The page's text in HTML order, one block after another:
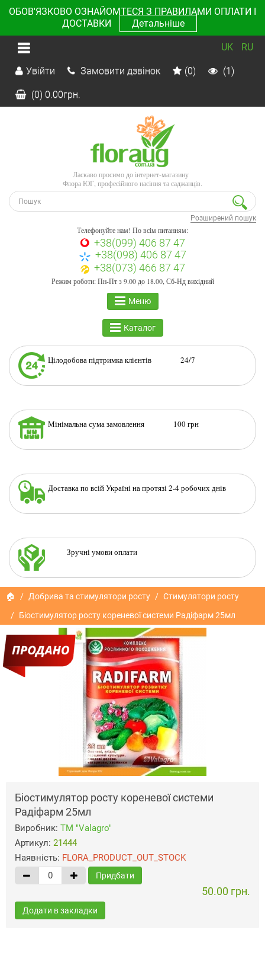
ОБОВ'ЯЗКОВО ОЗНАЙОМТЕСЯ З ПРАВИЛАМИ ОПЛАТИ І
ДОСТАВКИ
Детальніше
UK RU
Увійти Замовити дзвінок (0) (1)
(0) 0.00грн.
Ласкаво просимо до інтернет-магазину
Флора ЮГ, професійного насіння та саджанців.
Розширений пошук
Телефонуйте нам! По всім питанням:
+38(099) 406 87 47
+38(098) 406 87 47
+38(073) 466 87 47
Режим роботи: Пн-Пт з 9.00 до 18.00, Сб-Нд вихідний
Меню
Каталог
Цілодобова підтримка клієнтів 24/7
Мінімальна сума замовлення 100 грн
Доставка по всій Україні на протязі 2-4 робочих днів
Зручні умови оплати
🏠 Добрива та стимулятори росту
Стимулятори росту
Біостимулятор росту кореневої системи Радіфарм 25мл
Біостимулятор росту кореневої системи
Радіфарм 25мл
Виробник: ТМ "Valagro"
Артикул: 21444
Наявність: FLORA_PRODUCT_OUT_STOCK
Придбати
50.00 грн.
Додати в закладки